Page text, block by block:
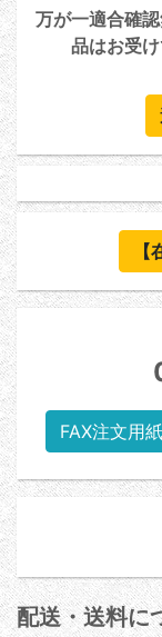
万が一適合確
品はお受
FAX注文用
配送・送料に